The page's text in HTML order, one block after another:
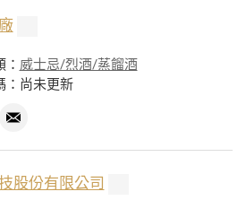
威士忌/烈酒/蒸餾酒
：尚未更新
股份有限公司